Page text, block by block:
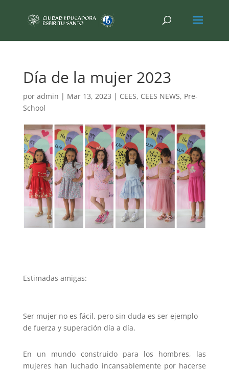
Día de la mujer 2023
por admin | Mar 13, 2023 | CEES, CEES NEWS, Pre-
School
Estimadas amigas:
Ser mujer no es fácil, pero sin duda es ser ejemplo
de fuerza y superación día a día.
En un mundo construido para los hombres, las
mujeres han luchado incansablemente por hacerse